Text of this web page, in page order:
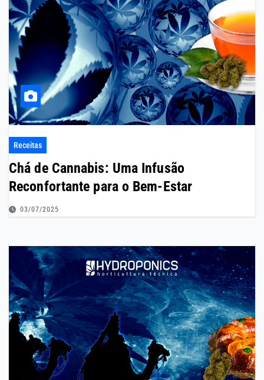
Receitas
Chá de Cannabis: Uma Infusão
Reconfortante para o Bem-Estar
03/07/2025